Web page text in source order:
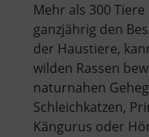
Mehr als 300
ganzjährig den
der Haustiere,
wilden Rassen
naturnahen
Schleichkatzen,
Kängurus oder